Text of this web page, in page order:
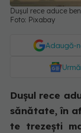
Dușul rece aduce
Foto: Pixabay
Adaugă-
Dușul rece
sănătate, în
te trezești